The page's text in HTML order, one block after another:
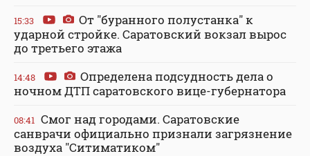
15:33
От "буранного полустанка" к
ударной стройке. Саратовский вокзал вырос
до третьего этажа
14:48
Определена подсудность дела о
ночном ДТП саратовского вице-губернатора
08:41 Смог над городами. Саратовские
санврачи официально признали загрязнение
воздуха "Ситиматиком"